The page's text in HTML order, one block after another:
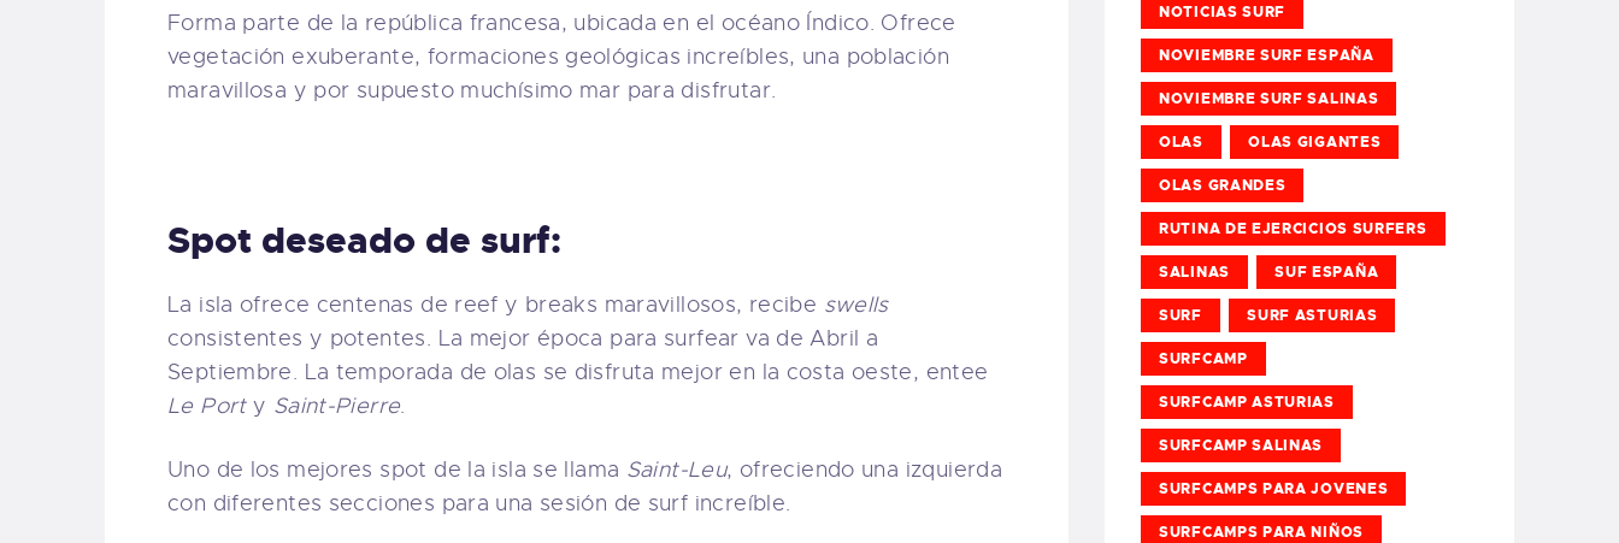
Forma parte de la república francesa, ubicada en el océano Índico. Ofrece
vegetación exuberante, formaciones geológicas increíbles, una población
maravillosa y por supuesto muchísimo mar para disfrutar.
Spot deseado de surf:
La isla ofrece centenas de reef y breaks maravillosos, recibe swells
consistentes y potentes. La mejor época para surfear va de Abril a
Septiembre. La temporada de olas se disfruta mejor en la costa oeste, entee
Le Porty Saint-Pierre.
Uno de los mejores spot de la isla se llama Saint-Leu, ofreciendo una izquierda
con diferentes secciones para una sesión de surf increíble.
NOTICIAS SURF
NOVIEMBRE SURF ESPAÑA
NOVIEMBRE SURF SALINAS
OLAS OLAS GIGANTES
OLAS GRANDES
RUTINA DE EJERCICIOS SURFERS
SALINAS SUF ESPAÑA
SURF SURF ASTURIAS
SURFCAMP
SURFCAMP ASTURIAS
SURFCAMP SALINAS
SURFCAMPS PARA JOVENES
SURFCAMPS PARA NIÑOS